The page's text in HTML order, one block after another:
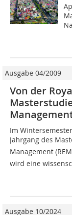
Ausgabe 04/2009
Von der
Im
Jahrgang des
Management
wird eine
Ausgabe 10/2024